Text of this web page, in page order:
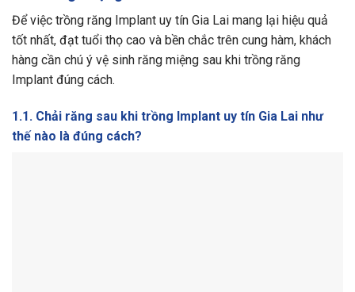
Để việc trồng răng Implant uy tín Gia Lai mang lại hiệu quả
tốt nhất, đạt tuổi thọ cao và bền chắc trên cung hàm, khách
hàng cần chú ý vệ sinh răng miệng sau khi trồng răng
Implant đúng cách.
1.1. Chải răng sau khi trồng Implant uy tín Gia Lai như
thế nào là đúng cách?